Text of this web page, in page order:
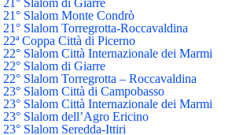
Slalom Monte Condrò
Slalom Torregrotta-Roccavaldina
Coppa Città di Picerno
Slalom Città Internazionale dei Marmi
Slalom di Giarre
Slalom Torregrotta – Roccavaldina
Slalom Città di Campobasso
Slalom Città Internazionale dei Marmi
Slalom dell’Agro Ericino
Slalom Seredda-Ittiri